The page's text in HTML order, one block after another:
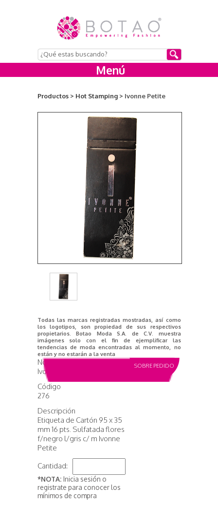
Menú
Productos > Hot Stamping > Ivonne Petite
Todas las marcas registradas mostradas, así como
los logotipos, son propiedad de sus respectivos
propietarios. Botao Moda S.A. de C.V. muestra
imágenes solo con el fin de ejemplificar las
tendencias de moda encontradas al momento, no
están y no estarán a la venta
Nombre del producto
Ivonne Petite
Código
276
Descripción
Etiqueta de Cartón 95 x 35
mm 16 pts. Sulfatada flores
f/negro l/gris c/ m Ivonne
Petite
Cantidad:
*NOTA: Inicia sesión o
registrate para conocer los
mínimos de compra
SOBRE PEDIDO